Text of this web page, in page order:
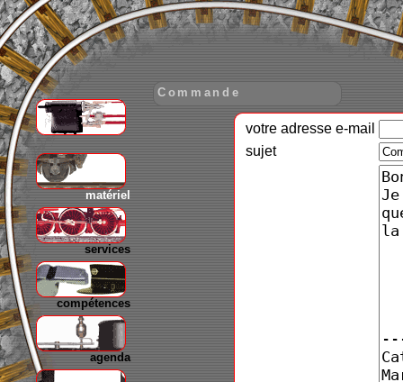
matériel
services
compétences
agenda
Commande
votre adresse e-mail
sujet